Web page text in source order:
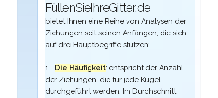
FüllenSieIhreGitter.de
bietet Ihnen eine Reihe von Analysen der
Ziehungen seit seinen Anfängen, die sich
auf drei Hauptbegriffe stützen:
1 - Die Häufigkeit: entspricht der Anzahl
der Ziehungen, die für jede Kugel
durchgeführt werden. Im Durchschnitt